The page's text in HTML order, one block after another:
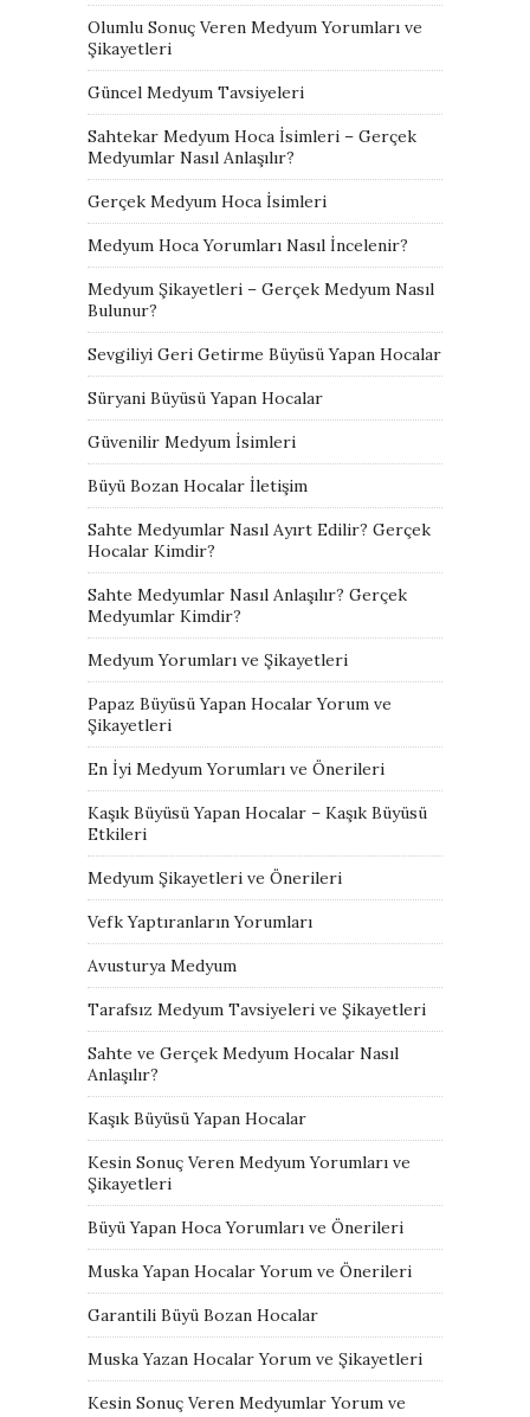
Olumlu Sonuç Veren Medyum Yorumları ve
Şikayetleri
Güncel Medyum Tavsiyeleri
Sahtekar Medyum Hoca İsimleri – Gerçek
Medyumlar Nasıl Anlaşılır?
Gerçek Medyum Hoca İsimleri
Medyum Hoca Yorumları Nasıl İncelenir?
Medyum Şikayetleri – Gerçek Medyum Nasıl
Bulunur?
Sevgiliyi Geri Getirme Büyüsü Yapan Hocalar
Süryani Büyüsü Yapan Hocalar
Güvenilir Medyum İsimleri
Büyü Bozan Hocalar İletişim
Sahte Medyumlar Nasıl Ayırt Edilir? Gerçek
Hocalar Kimdir?
Sahte Medyumlar Nasıl Anlaşılır? Gerçek
Medyumlar Kimdir?
Medyum Yorumları ve Şikayetleri
Papaz Büyüsü Yapan Hocalar Yorum ve
Şikayetleri
En İyi Medyum Yorumları ve Önerileri
Kaşık Büyüsü Yapan Hocalar – Kaşık Büyüsü
Etkileri
Medyum Şikayetleri ve Önerileri
Vefk Yaptıranların Yorumları
Avusturya Medyum
Tarafsız Medyum Tavsiyeleri ve Şikayetleri
Sahte ve Gerçek Medyum Hocalar Nasıl
Anlaşılır?
Kaşık Büyüsü Yapan Hocalar
Kesin Sonuç Veren Medyum Yorumları ve
Şikayetleri
Büyü Yapan Hoca Yorumları ve Önerileri
Muska Yapan Hocalar Yorum ve Önerileri
Garantili Büyü Bozan Hocalar
Muska Yazan Hocalar Yorum ve Şikayetleri
Kesin Sonuç Veren Medyumlar Yorum ve